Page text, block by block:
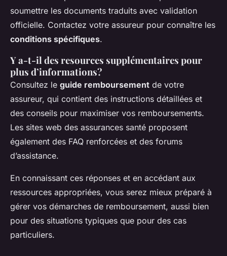
soumettre les documents traduits avec validation
officielle. Contactez votre assureur pour connaître les
conditions spécifiques.
Y a-t-il des resources supplémentaires pour
plus d’informations?
Consultez le guide remboursement de votre
assureur, qui contient des instructions détaillées et
des conseils pour maximiser vos remboursements.
Les sites web des assurances santé proposent
également des FAQ renforcées et des forums
d’assistance.
En connaissant ces réponses et en accédant aux
ressources appropriées, vous serez mieux préparé à
gérer vos démarches de remboursement, aussi bien
pour des situations typiques que pour des cas
particuliers.